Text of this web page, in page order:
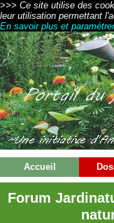
>>> Ce site utilise des
leur utilisation permettant
En savoir plus et
Accueil
Forum